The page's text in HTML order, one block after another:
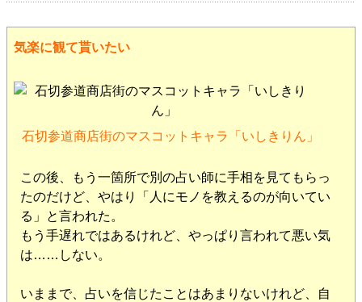
気楽に観て貰いたい
石切参道商店街のマスコットキャラ「いしきりん」
この後、もう一箇所で別の占い師に手相を見てもらっ
たのだけど、やはり「人にモノを教えるのが向いてい
る」と言われた。
もう手遅れではあるけれど、やっぱり言われて悪い気
は……しない。
いままで、占いを信じたことはあまりないけれど、自